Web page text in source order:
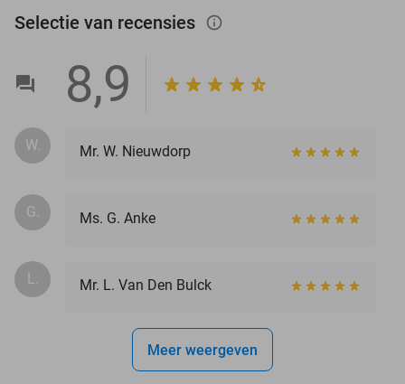
Selectie van recensies info_outlined
8,9
W. Mr. W. Nieuwdorp
G. Ms. G. Anke
L. Mr. L. Van Den Bulck
Meer weergeven